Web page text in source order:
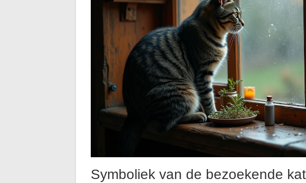
Symboliek van de bezoekende